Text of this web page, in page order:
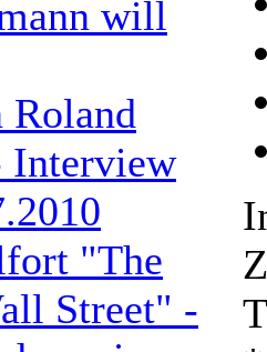
will
Roland
Interview
"The
Street" -